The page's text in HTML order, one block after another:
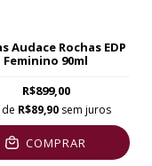
Audace Rochas EDP
Feminino 90ml
R$899,00
R$89,90sem juros
COMPRAR